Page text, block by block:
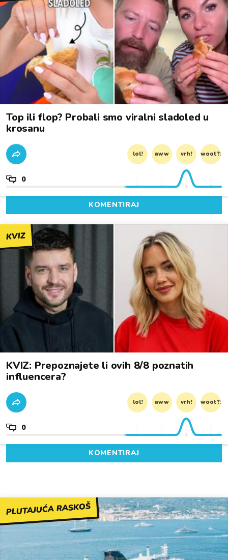
Top ili flop? Probali smo viralni sladoled u
krosanu
lol! aww vrh! woot?!
0
KOMENTIRAJ
KVIZ
KVIZ: Prepoznajete li ovih 8/8 poznatih
influencera?
lol! aww vrh! woot?!
0
KOMENTIRAJ
PLUTAJUĆA RASKOŠ